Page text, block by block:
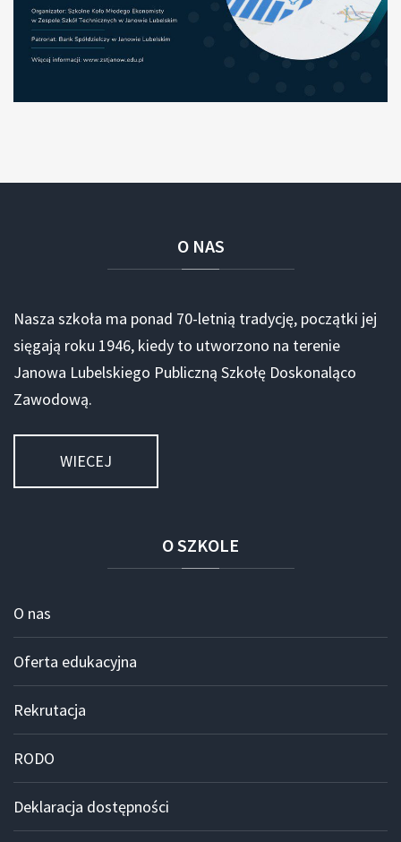
O NAS
Nasza szkoła ma ponad 70-letnią tradycję, początki jej
sięgają roku 1946, kiedy to utworzono na terenie
Janowa Lubelskiego Publiczną Szkołę Doskonaląco
Zawodową.
WIECEJ
OSZKOLE
O nas
Oferta edukacyjna
Rekrutacja
RODO
Deklaracja dostępności